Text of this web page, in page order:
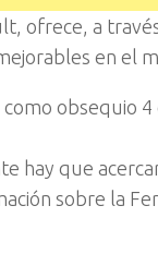
ofrece, a
en el
obsequio
hay que
sobre la